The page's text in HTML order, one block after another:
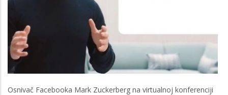
Osnivač Facebooka Mark Zuckerberg na virtualnoj konferenciji